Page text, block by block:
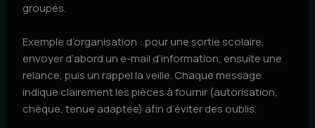
groupés.
Exemple d’organisation : pour une sortie scolaire,
envoyer d’abord un e-mail d’information, ensuite une
relance, puis un rappel la veille. Chaque message
indique clairement les pièces à fournir (autorisation,
chèque, tenue adaptée) afin d’éviter des oublis.